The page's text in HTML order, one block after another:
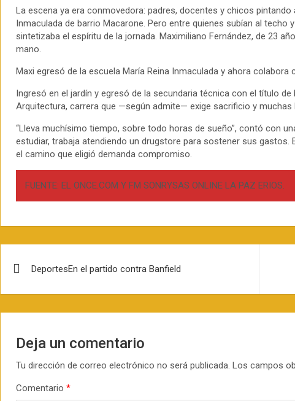
La escena ya era conmovedora: padres, docentes y chicos pintando
Inmaculada de barrio Macarone. Pero entre quienes subían al techo
sintetizaba el espíritu de la jornada. Maximiliano Fernández, de 23
mano.
Maxi egresó de la escuela María Reina Inmaculada y ahora colabora
Ingresó en el jardín y egresó de la secundaria técnica con el título
Arquitectura, carrera que —según admite— exige sacrificio y muchas
“Lleva muchísimo tiempo, sobre todo horas de sueño”, contó con
estudiar, trabaja atendiendo un drugstore para sostener sus gastos.
el camino que eligió demanda compromiso.
FUENTE: EL ONCE.COM Y FM SONRYSAS ONLINE LA PAZ ERIOS.
entradas
DeportesEn el partido contra Banfield
Deja un comentario
Tu dirección de correo electrónico no será publicada. Los campos
Comentario *